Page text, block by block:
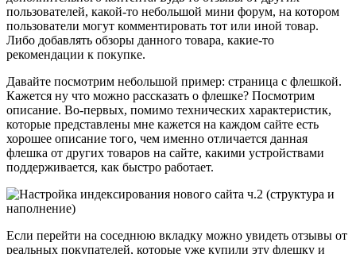
пользователей, какой-то небольшой мини форум, на котором
пользователи могут комментировать тот или иной товар.
Либо добавлять обзоры данного товара, какие-то
рекомендации к покупке.
Давайте посмотрим небольшой пример: страница с флешкой.
Кажется ну что можно рассказать о флешке? Посмотрим
описание. Во-первых, помимо технических характеристик,
которые представлены мне кажется на каждом сайте есть
хорошее описание того, чем именно отличается данная
флешка от других товаров на сайте, какими устройствами
поддерживается, как быстро работает.
Если перейти на соседнюю вкладку можно увидеть отзывы от
реальных покупателей, которые уже купили эту флешку и